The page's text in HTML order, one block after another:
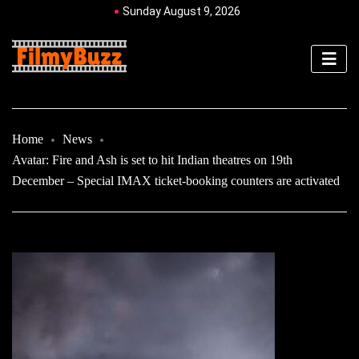
Sunday August 9, 2026
Home
News
Avatar: Fire and Ash is set to hit Indian theatres on 19th
December – Special IMAX ticket-booking counters are activated